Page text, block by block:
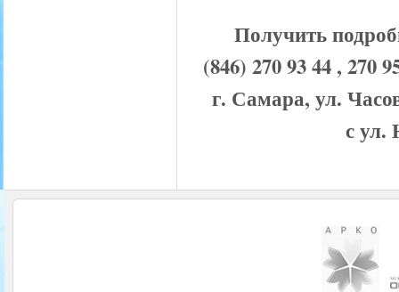
Получить
(846) 270 93 44 ,
г. Самара, ул.
с ул.